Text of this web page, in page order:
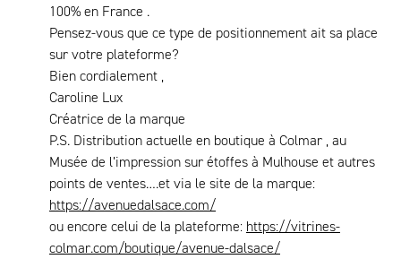
100% en France .
Pensez-vous que ce type de positionnement ait sa place
sur votre plateforme?
Bien cordialement ,
Caroline Lux
Créatrice de la marque
P.S. Distribution actuelle en boutique à Colmar , au
Musée de l’impression sur étoffes à Mulhouse et autres
points de ventes….et via le site de la marque:
https://avenuedalsace.com/
ou encore celui de la plateforme: https://vitrines-
colmar.com/boutique/avenue-dalsace/